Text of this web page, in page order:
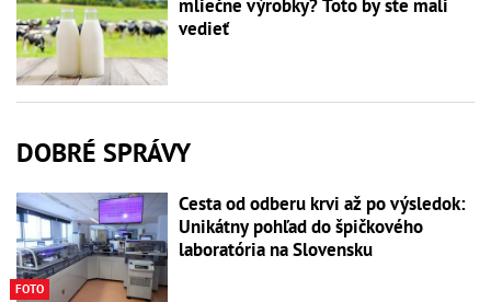
mliečne výrobky? Toto by ste mali
vedieť
DOBRÉ SPRÁVY
FOTO
Cesta od odberu krvi až po výsledok:
Unikátny pohľad do špičkového
laboratória na Slovensku